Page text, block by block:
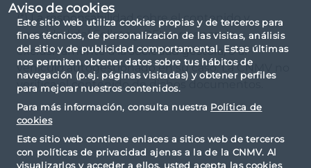
Aviso de cookies
Este sitio web utiliza cookies propias y de terceros para
fines técnicos, de personalización de las visitas, análisis
del sitio y de publicidad comportamental. Estas últimas
nos permiten obtener datos sobre tus hábitos de
navegación (p.ej. páginas visitadas) y obtener perfiles
para mejorar nuestros contenidos.
Para más información, consulta nuestra Política de
cookies
Este sitio web contiene enlaces a sitios web de terceros
con políticas de privacidad ajenas a la de la CNMV. Al
visualizarlos y acceder a ellos, usted acepta las cookies
(*) La responsabilidad sobre el contenido y
veracidad del Folleto y DFI corresponde
exclusivamente a la sociedad gestora, o al
vehículo autogestionado en su caso. La CNMV no
verifica el contenido de dichos documentos.